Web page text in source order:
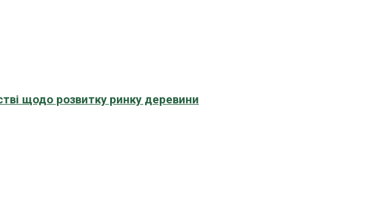
щодо розвитку ринку деревини